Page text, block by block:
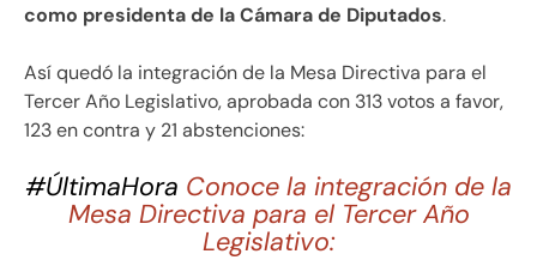
como presidenta de la Cámara de Diputados.
Así quedó la integración de la Mesa Directiva para el
Tercer Año Legislativo, aprobada con 313 votos a favor,
123 en contra y 21 abstenciones:
#ÚltimaHora Conoce la integración de la
Mesa Directiva para el Tercer Año
Legislativo: